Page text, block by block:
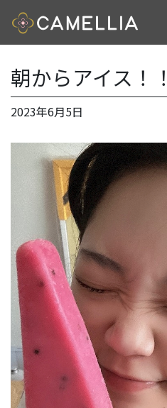
朝からアイス！！
2023年6月5日